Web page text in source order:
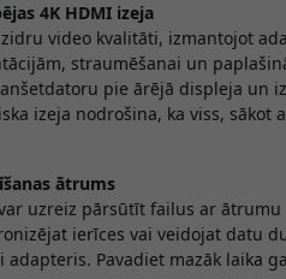
4K HDMI izeja
video kvalitāti, izmantojot
straumēšanai un
pie ārējā displeja un
izeja nodrošina, ka viss,
ātrums
uzreiz pārsūtīt failus ar
ierīces vai veidojat datu
adapteris. Pavadiet mazāk laika